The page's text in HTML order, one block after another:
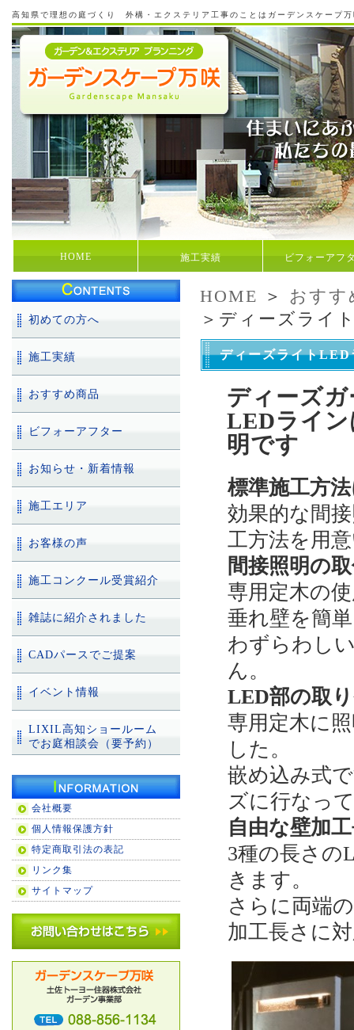
高知県で理想の庭づくり 外構・エクステリア工事のことはガーデンスケープ
HOME 施工実績 ビフォーアフ
HOME ＞ おすす
＞ディーズライ
ディーズライトLED
ディーズ
LEDライン
明です
標準施工方
効果的な間
工方法を用
間接照明の
専用定木の
垂れ壁を簡
わずらわし
ん。
LED部の取
専用定木に
した。
嵌め込み式
ズに行なっ
自由な壁加
3種の長さの
きます。
さらに両端
加工長さに
初めての方へ
施工実績
おすすめ商品
ビフォーアフター
お知らせ・新着情報
施工エリア
お客様の声
施工コンクール受賞紹介
雑誌に紹介されました
CADパースでご提案
イベント情報
LIXIL高知ショールーム
でお庭相談会（要予約）
会社概要
個人情報保護方針
特定商取引法の表記
リンク集
サイトマップ